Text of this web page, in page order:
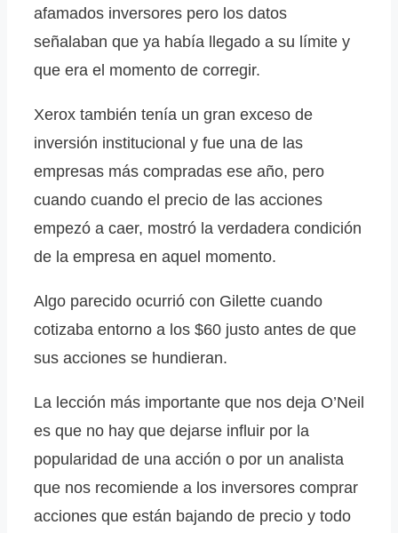
afamados inversores pero los datos
señalaban que ya había llegado a su límite y
que era el momento de corregir.
Xerox también tenía un gran exceso de
inversión institucional y fue una de las
empresas más compradas ese año, pero
cuando cuando el precio de las acciones
empezó a caer, mostró la verdadera condición
de la empresa en aquel momento.
Algo parecido ocurrió con Gilette cuando
cotizaba entorno a los $60 justo antes de que
sus acciones se hundieran.
La lección más importante que nos deja O’Neil
es que no hay que dejarse influir por la
popularidad de una acción o por un analista
que nos recomiende a los inversores comprar
acciones que están bajando de precio y todo